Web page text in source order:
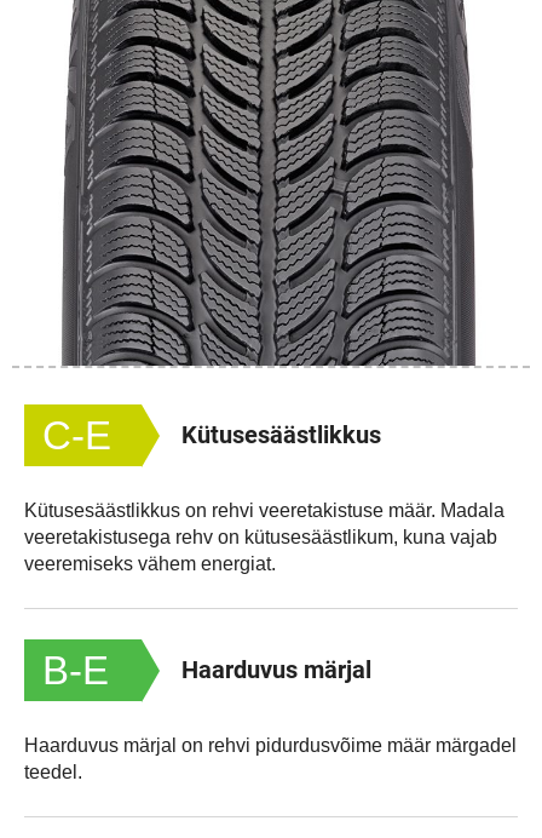
C-E Kütusesäästlikkus
Kütusesäästlikkus on rehvi veeretakistuse määr. Madala
veeretakistusega rehv on kütusesäästlikum, kuna vajab
veeremiseks vähem energiat.
B-E Haarduvus märjal
Haarduvus märjal on rehvi pidurdusvõime määr märgadel
teedel.